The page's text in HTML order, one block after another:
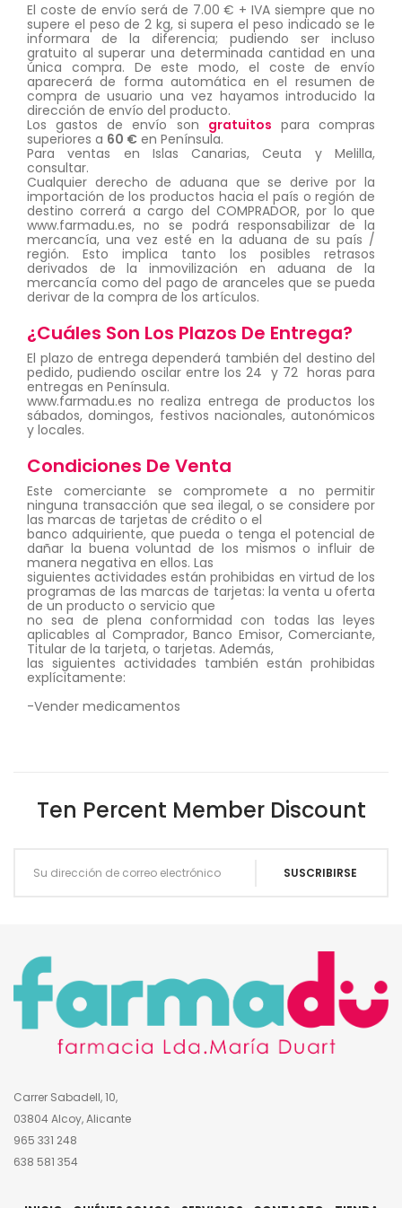
El coste de envío será de 7.00 € + IVA siempre que no
supere el peso de 2 kg, si supera el peso indicado se le
informara de la diferencia; pudiendo ser incluso
gratuito al superar una determinada cantidad en una
única compra. De este modo, el coste de envío
aparecerá de forma automática en el resumen de
compra de usuario una vez hayamos introducido la
dirección de envío del producto.
Los gastos de envío son gratuitos para compras
superiores a 60 € en Península.
Para ventas en Islas Canarias, Ceuta y Melilla,
consultar.
Cualquier derecho de aduana que se derive por la
importación de los productos hacia el país o región de
destino correrá a cargo del COMPRADOR, por lo que
www.farmadu.es, no se podrá responsabilizar de la
mercancía, una vez esté en la aduana de su país /
región. Esto implica tanto los posibles retrasos
derivados de la inmovilización en aduana de la
mercancía como del pago de aranceles que se pueda
derivar de la compra de los artículos.
¿Cuáles Son Los Plazos De Entrega?
El plazo de entrega dependerá también del destino del
pedido, pudiendo oscilar entre los 24 y 72 horas para
entregas en Península.
www.farmadu.es no realiza entrega de productos los
sábados, domingos, festivos nacionales, autonómicos
y locales.
Condiciones De Venta
Este comerciante se compromete a no permitir
ninguna transacción que sea ilegal, o se considere por
las marcas de tarjetas de crédito o el
banco adquiriente, que pueda o tenga el potencial de
dañar la buena voluntad de los mismos o influir de
manera negativa en ellos. Las
siguientes actividades están prohibidas en virtud de los
programas de las marcas de tarjetas: la venta u oferta
de un producto o servicio que
no sea de plena conformidad con todas las leyes
aplicables al Comprador, Banco Emisor, Comerciante,
Titular de la tarjeta, o tarjetas. Además,
las siguientes actividades también están prohibidas
explícitamente:
-Vender medicamentos
Ten Percent Member Discount
Carrer Sabadell, 10,
03804 Alcoy, Alicante
965 331 248
638 581 354